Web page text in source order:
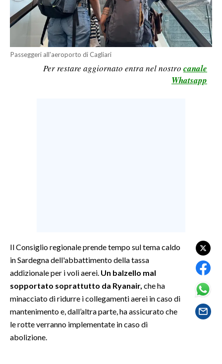
BANDI
SPORT IN SARDEGNA
SPORT
RISULTATI E CLASSIFICHE
GOSSIP
SALUTE
SARDEGNA TURISMO
SARDI NEL MONDO
NOTIZIE
Passeggeri all'aeroporto di Cagliari
Per restare aggiornato entra nel nostro canale
Whatsapp
Il Consiglio regionale prende tempo sul tema caldo
in Sardegna dell'abbattimento della tassa
addizionale per i voli aerei. Un balzello mal
sopportato soprattutto da Ryanair, che ha
minacciato di ridurre i collegamenti aerei in caso di
mantenimento e, dall’altra parte, ha assicurato che
le rotte verranno implementate in caso di
abolizione.